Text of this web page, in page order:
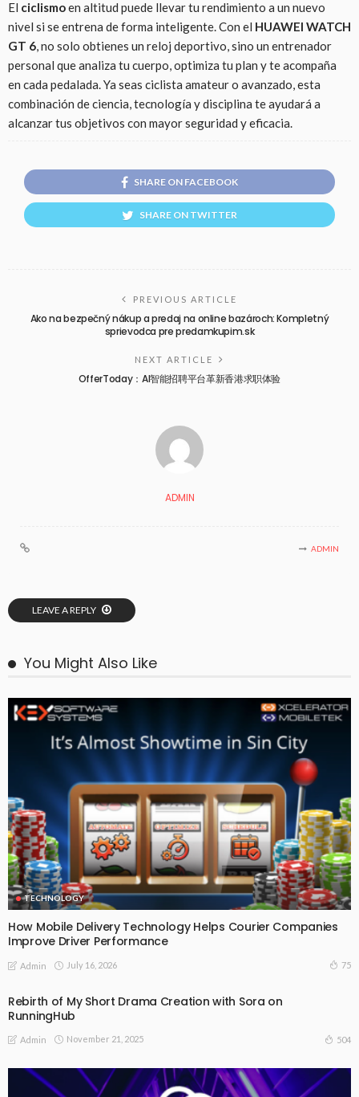
El ciclismoen altitud puede llevar tu rendimiento a un nuevo
nivel si se entrena de forma inteligente. Con el HUAWEI WATCH
GT 6, no solo obtienes un reloj deportivo, sino un entrenador
personal que analiza tu cuerpo, optimiza tu plan y te acompaña
en cada pedalada. Ya seas ciclista amateur o avanzado, esta
combinación de ciencia, tecnología y disciplina te ayudará a
alcanzar tus objetivos con mayor seguridad y eficacia.
SHARE ON FACEBOOK
SHARE ON TWITTER
PREVIOUS ARTICLE
Ako na bezpečný nákup a predaj na online bazároch: Kompletný
sprievodca pre predamkupim.sk
NEXT ARTICLE
OfferToday：AI智能招聘平台革新香港求职体验
ADMIN
ADMIN
LEAVE A REPLY
You Might Also Like
TECHNOLOGY
How Mobile Delivery Technology Helps Courier Companies
Improve Driver Performance
Admin July 16, 2026 75
Rebirth of My Short Drama Creation with Sora on
RunningHub
Admin November 21, 2025 504